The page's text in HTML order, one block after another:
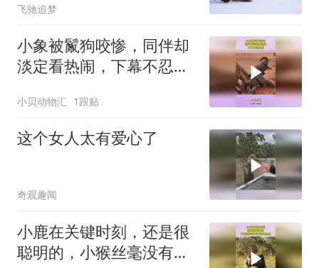
飞驰追梦
小象被鬣狗咬惨，同伴却
淡定看热闹，下幕不忍心
小贝动物汇 1跟贴
这个女人太有爱心了
奇观趣闻
小鹿在关键时刻，还是很
聪明的，小猴丝毫没有察